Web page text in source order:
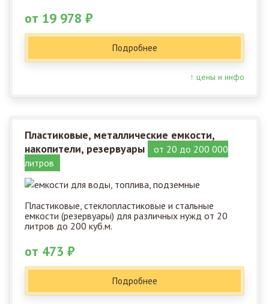
от 19 978 ₽
Подробнее
↑ цены и инфо
Пластиковые, металлические емкости,
накопители, резервуары
от 20 до 200 000
литров
Пластиковые, стеклопластиковые и стальные
емкости (резервуары) для различных нужд от 20
литров до 200 куб.м.
от 473 ₽
Подробнее